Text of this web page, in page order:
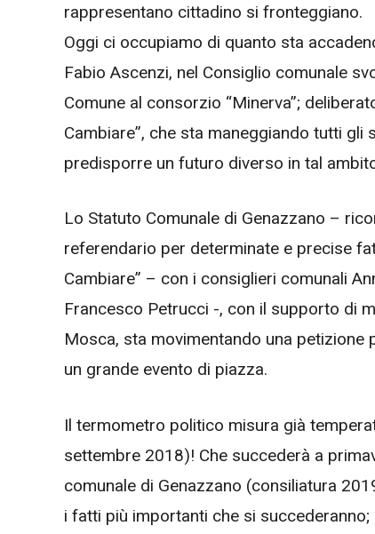
rappresentano cittadino si fronteggiano.
Oggi ci occupiamo di quanto sta
Fabio Ascenzi, nel Consiglio comunale
Comune al consorzio “Minerva”;
Cambiare”, che sta maneggiando tutti
predisporre un futuro diverso in tal
Lo Statuto Comunale di Genazzano –
referendario per determinate e precise
Cambiare” – con i consiglieri comunali
Francesco Petrucci -, con il supporto di
Mosca, sta movimentando una
un grande evento di piazza.
Il termometro politico misura già
settembre 2018)! Che succederà a
comunale di Genazzano (consiliatura
i fatti più importanti che si